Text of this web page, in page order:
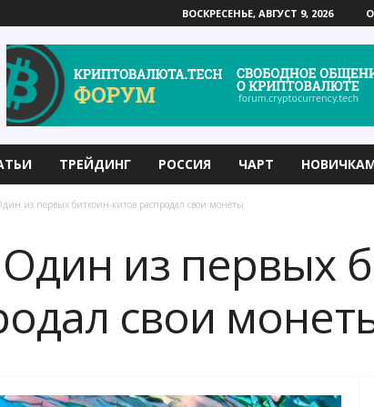
ВОСКРЕСЕНЬЕ, АВГУСТ 9, 2026
ТРЕЙДИНГ РОССИЯ ЧАРТ
из первых биткоин-китов распродал свои монеты
из первых
свои